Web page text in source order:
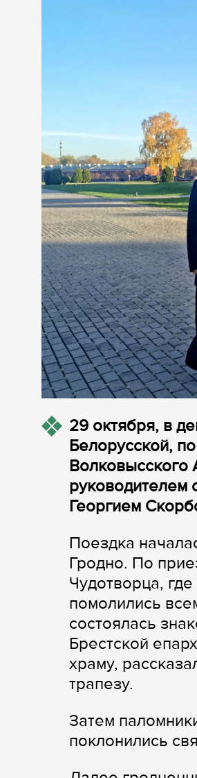
29 октября, в
Белорусской,
Волковысского
руководителем
Георгием
Поездка
Гродно. По
Чудотворца,
помолились
состоялась
Брестской
храму,
трапезу.
Затем
поклонились